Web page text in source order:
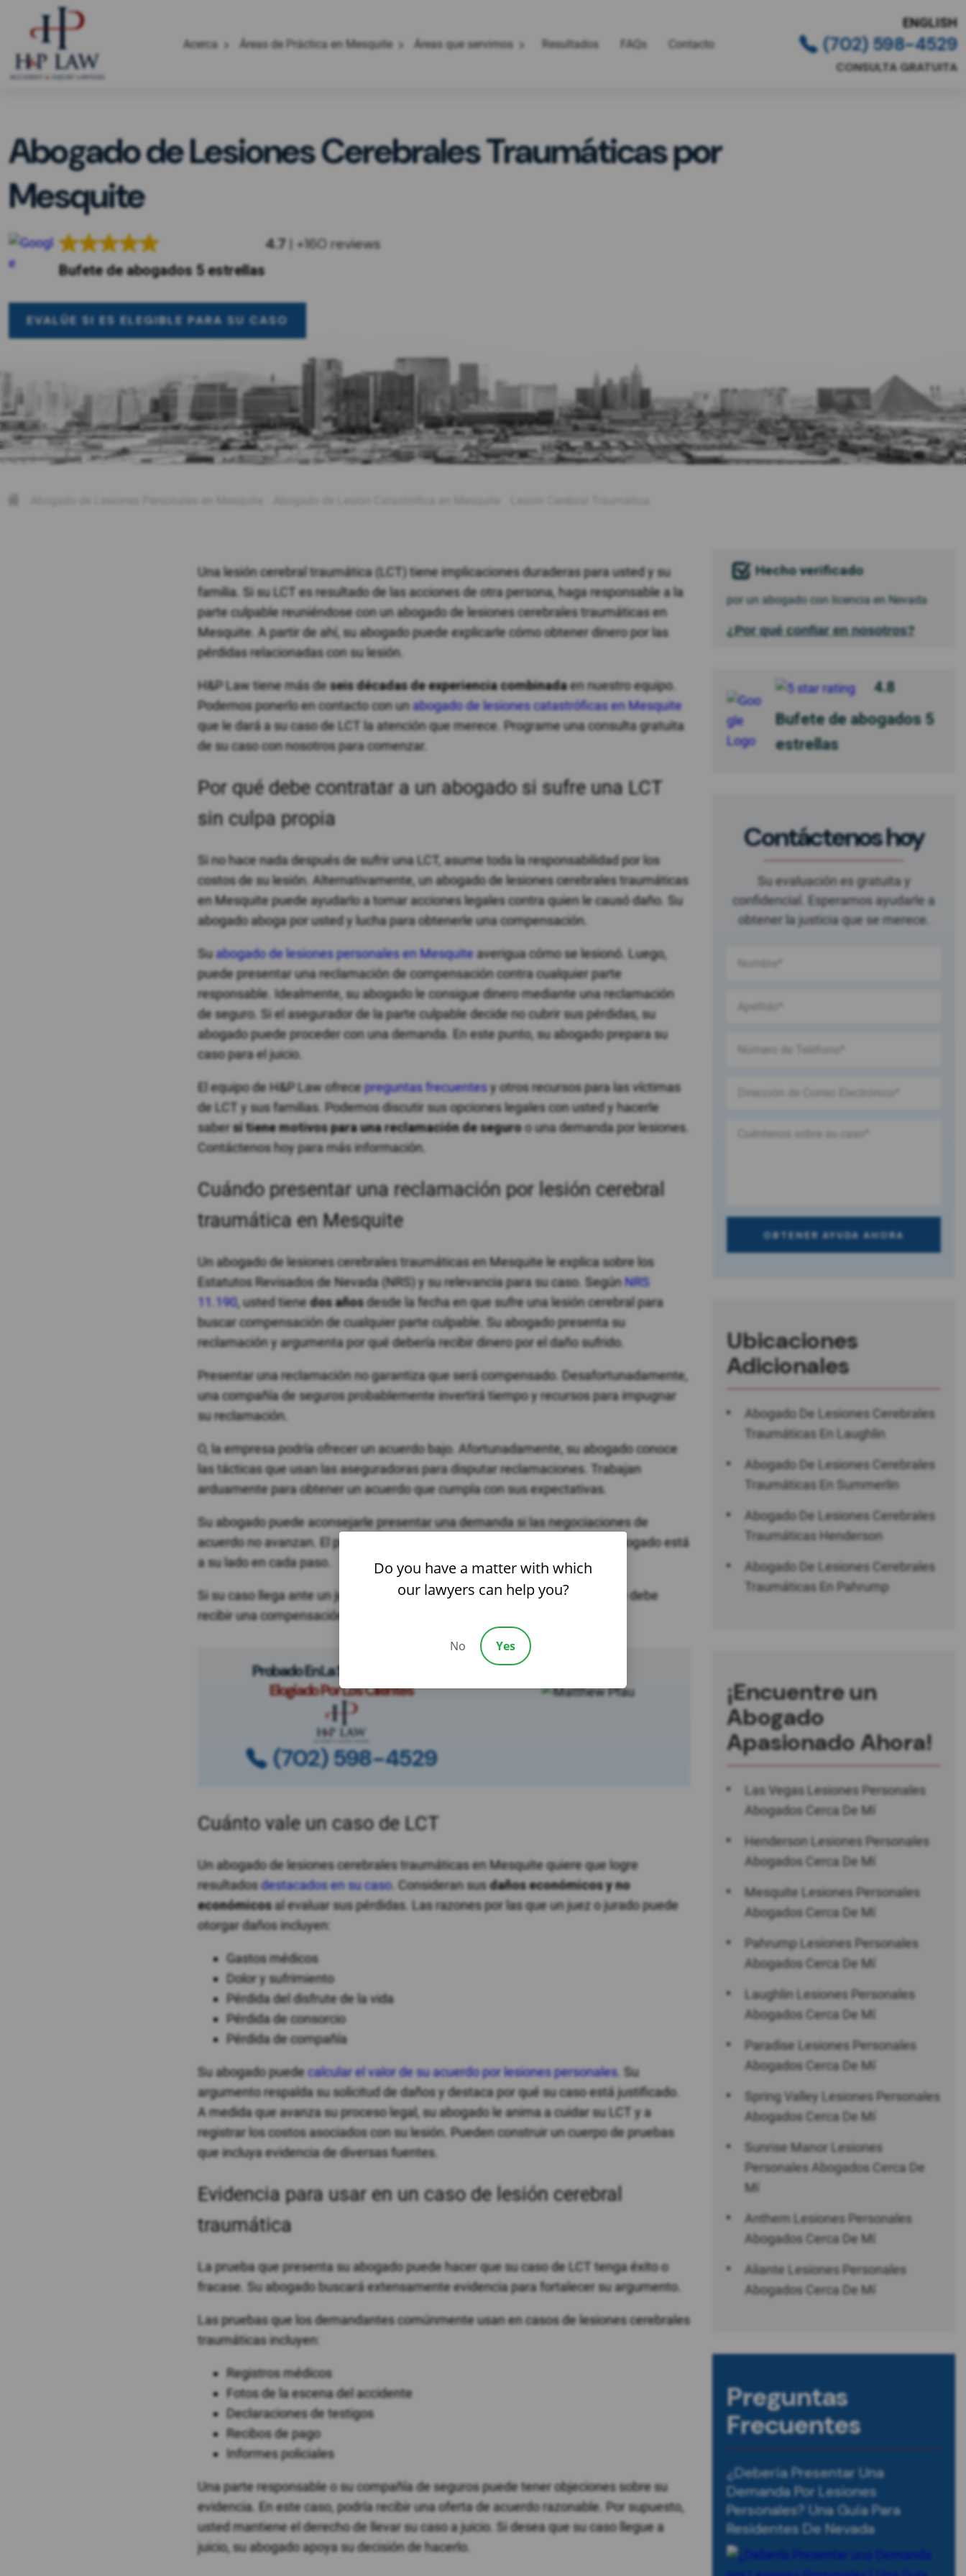
Acerca Áreas de Práctica en Mesquite Áreas que servimos Resultados FAQs Contacto
ENGLISH
(702) 598-4529
CONSULTA GRATUITA
Abogado de Lesiones Cerebrales Traumáticas por
Mesquite
Bufete de abogados 5 estrellas
4.7| +160 reviews
EVALÚE SI ES ELEGIBLE PARA SU CASO
Una lesión cerebral traumática (LCT) tiene implicaciones duraderas para usted y su
familia. Si su LCT es resultado de las acciones de otra persona, haga responsable a la
parte culpable reuniéndose con un abogado de lesiones cerebrales traumáticas en
Mesquite. A partir de ahí, su abogado puede explicarle cómo obtener dinero por las
pérdidas relacionadas con su lesión.
H&P Law tiene más deseis décadas de experiencia combinadaen nuestro equipo.
Podemos ponerlo en contacto con unabogado de lesiones catastróficas en Mesquite
que le dará a su caso de LCT la atención que merece. Programe una consulta gratuita
de su caso con nosotros para comenzar.
Por qué debe contratar a un abogado si sufre una LCT
sin culpa propia
Si no hace nada después de sufrir una LCT, asume toda la responsabilidad por los
costos de su lesión. Alternativamente, un abogado de lesiones cerebrales traumáticas
en Mesquite puede ayudarlo a tomar acciones legales contra quien le causó daño. Su
abogado aboga por usted y lucha para obtenerle una compensación.
Suabogado de lesiones personales en Mesquiteaverigua cómo se lesionó. Luego,
puede presentar una reclamación de compensación contra cualquier parte
responsable. Idealmente, su abogado le consigue dinero mediante una reclamación
de seguro. Si el asegurador de la parte culpable decide no cubrir sus pérdidas, su
abogado puede proceder con una demanda. En este punto, su abogado prepara su
caso para el juicio.
El equipo de H&P Law ofrecepreguntas frecuentesy otros recursos para las víctimas
de LCT y sus familias. Podemos discutir sus opciones legales con usted y hacerle
sabersi tiene motivos para una reclamación de seguroo una demanda por lesiones.
Contáctenos hoy para más información.
Cuándo presentar una reclamación por lesión cerebral
traumática en Mesquite
Un abogado de lesiones cerebrales traumáticas en Mesquite le explica sobre los
Estatutos Revisados de Nevada (NRS) y su relevancia para su caso. SegúnNRS
11.190, usted tienedos añosdesde la fecha en que sufre una lesión cerebral para
buscar compensación de cualquier parte culpable. Su abogado presenta su
reclamación y argumenta por qué debería recibir dinero por el daño sufrido.
Presentar una reclamación no garantiza que será compensado. Desafortunadamente,
una compañía de seguros probablemente invertirá tiempo y recursos para impugnar
su reclamación.
O, la empresa podría ofrecer un acuerdo bajo. Afortunadamente, su abogado conoce
las tácticas que usan las aseguradoras para disputar reclamaciones. Trabajan
arduamente para obtener un acuerdo que cumpla con sus expectativas.
Su abogado puede aconsejarle presentar una demanda si las negociaciones de
acuerdo no avanzan. El proceso legal puede parecer abrumador, pero su abogado está
a su lado en cada paso.
Si su caso llega ante un juez o jurado, su abogado puede dejar claro por qué debe
recibir una compensación justa.
Probado En La Sala Del Tribunal.
Elogiado Por Los Clientes
(702) 598-4529
Cuánto vale un caso de LCT
Un abogado de lesiones cerebrales traumáticas en Mesquite quiere que logre
resultadosdestacados en su caso. Consideran susdaños económicos y no
económicosal evaluar sus pérdidas. Las razones por las que un juez o jurado puede
otorgar daños incluyen:
Gastos médicos
Dolor y sufrimiento
Pérdida del disfrute de la vida
Pérdida de consorcio
Pérdida de compañía
Su abogado puedecalcular el valor de su acuerdo por lesiones personales. Su
argumento respalda su solicitud de daños y destaca por qué su caso está justificado.
A medida que avanza su proceso legal, su abogado le anima a cuidar su LCT y a
registrar los costos asociados con su lesión. Pueden construir un cuerpo de pruebas
que incluya evidencia de diversas fuentes.
Evidencia para usar en un caso de lesión cerebral
traumática
La prueba que presenta su abogado puede hacer que su caso de LCT tenga éxito o
fracase. Su abogado buscará extensamente evidencia para fortalecer su argumento.
Las pruebas que los demandantes comúnmente usan en casos de lesiones cerebrales
traumáticas incluyen:
Registros médicos
Fotos de la escena del accidente
Declaraciones de testigos
Recibos de pago
Informes policiales
Una parte responsable o su compañía de seguros puede tener objeciones sobre su
evidencia. En este caso, podría recibir una oferta de acuerdo razonable. Por supuesto,
usted mantiene el derecho de llevar su caso a juicio. Si desea que su caso llegue a
juicio, su abogado apoya su decisión de hacerlo.
Hecho verificado
por un abogado con licencia en Nevada
¿Por qué confiar en nosotros?
4.8
Bufete de abogados 5
estrellas
Contáctenos hoy
Su evaluación es gratuita y
confidencial. Esperamos ayudarle a
obtener la justicia que se merece.
Ubicaciones
Adicionales
Abogado De Lesiones Cerebrales
Traumáticas En Laughlin
Abogado De Lesiones Cerebrales
Traumáticas En Summerlin
Abogado De Lesiones Cerebrales
Traumáticas Henderson
Abogado De Lesiones Cerebrales
Traumáticas En Pahrump
¡Encuentre un
Abogado
Apasionado Ahora!
Las Vegas Lesiones Personales
Abogados Cerca De Mí
Henderson Lesiones Personales
Abogados Cerca De Mí
Mesquite Lesiones Personales
Abogados Cerca De Mí
Pahrump Lesiones Personales
Abogados Cerca De Mí
Laughlin Lesiones Personales
Abogados Cerca De Mí
Paradise Lesiones Personales
Abogados Cerca De Mí
Spring Valley Lesiones Personales
Abogados Cerca De Mí
Sunrise Manor Lesiones
Personales Abogados Cerca De
Mí
Anthem Lesiones Personales
Abogados Cerca De Mí
Aliante Lesiones Personales
Abogados Cerca De Mí
Preguntas
Frecuentes
¿Debería Presentar Una
Demanda Por Lesiones
Personales? Una Guía Para
Residentes De Nevada
Do you have a matter with which
our lawyers can help you?
No Yes